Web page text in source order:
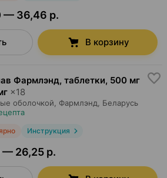
— 36,46 р.
В корзину
Фармлэнд, таблетки, 500 мг
×18
оболочкой, Фармлэнд , Беларусь
Инструкция
— 26,25 р.